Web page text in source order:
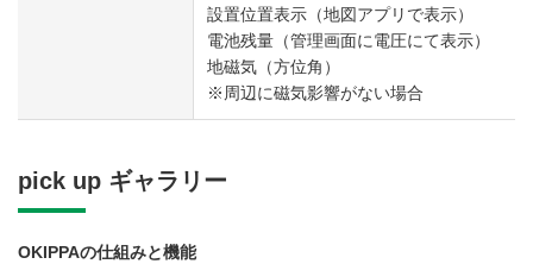
設置位置表示（地図アプリで表示）
電池残量（管理画面に電圧にて表示）
地磁気（方位角）
※周辺に磁気影響がない場合
pick up ギャラリー
OKIPPAの仕組みと機能